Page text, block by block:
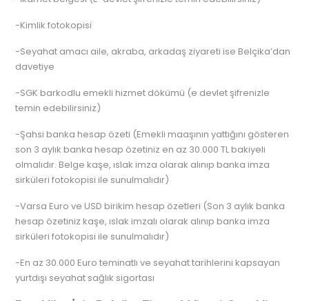
-Kimlik fotokopisi
-Seyahat amacı aile, akraba, arkadaş ziyareti ise Belçika’dan
davetiye
-SGK barkodlu emekli hizmet dökümü (e devlet şifrenizle
temin edebilirsiniz)
-Şahsi banka hesap özeti (Emekli maaşının yattığını gösteren
son 3 aylık banka hesap özetiniz en az 30.000 TL bakiyeli
olmalıdır. Belge kaşe, ıslak imza olarak alınıp banka imza
sirküleri fotokopisi ile sunulmalıdır)
-Varsa Euro ve USD birikim hesap özetleri (Son 3 aylık banka
hesap özetiniz kaşe, ıslak imzalı olarak alınıp banka imza
sirküleri fotokopisi ile sunulmalıdır)
-En az 30.000 Euro teminatlı ve seyahat tarihlerini kapsayan
yurtdışı seyahat sağlık sigortası